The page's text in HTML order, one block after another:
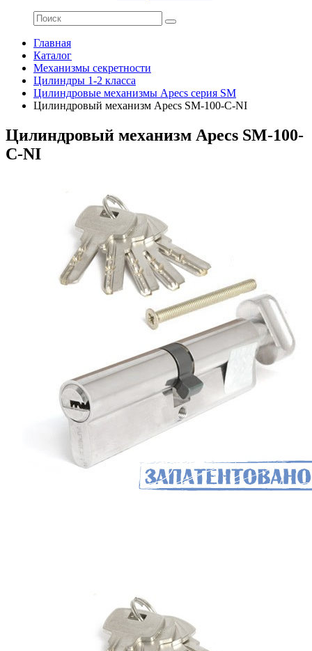
Главная
Каталог
Механизмы секретности
Цилиндры 1-2 класса
Цилиндровые механизмы Apecs серия SM
Цилиндровый механизм Apecs SM-100-C-NI
Цилиндровый механизм Apecs SM-100-
C-NI